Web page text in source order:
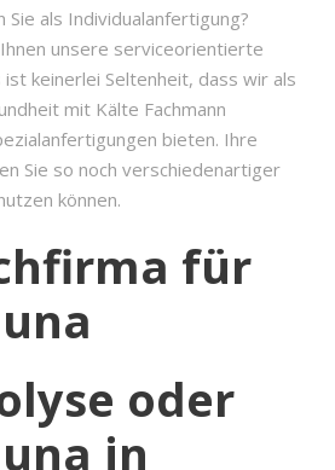
Sie als Individualanfertigung?
unsere serviceorientierte
keinerlei Seltenheit, dass wir als
mit Kälte Fachmann
bieten. Ihre
Sie so noch verschiedenartiger
können.
für
oder
in